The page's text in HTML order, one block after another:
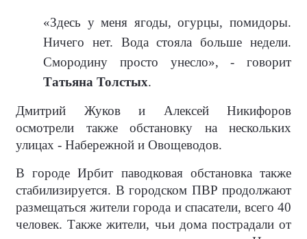
«Здесь у меня ягоды, огурцы, помидоры.
Ничего нет. Вода стояла больше недели.
Смородину просто унесло», - говорит
Татьяна Толстых.
Дмитрий Жуков и Алексей Никифоров
осмотрели также обстановку на нескольких
улицах - Набережной и Овощеводов.
В городе Ирбит паводковая обстановка также
стабилизируется. В городском ПВР продолжают
размещаться жители города и спасатели, всего 40
человек. Также жители, чьи дома пострадали от